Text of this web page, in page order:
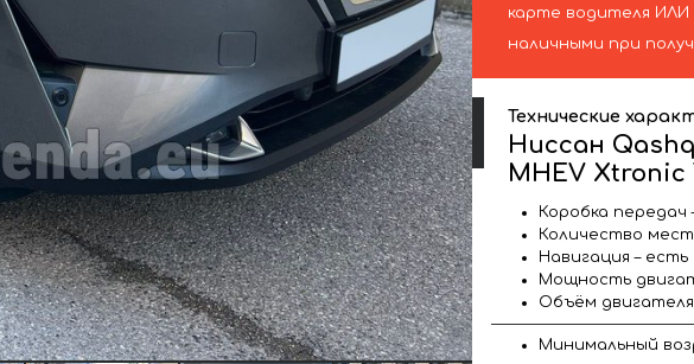
карте водителя
наличными при
Технические
Ниссан
MHEV Xtronic
Коробка передач
Количество мест
Навигация – есть
Мощность
Объём двигателя
Минимальный